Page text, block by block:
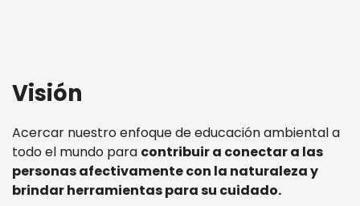
Visión
Acercar nuestro enfoque de educación ambiental a
todo el mundo para contribuir a conectar a las
personas afectivamente con la naturaleza y
brindar herramientas para su cuidado.